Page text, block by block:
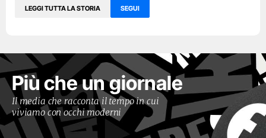
LEGGI TUTTA LA STORIA SEGUI
Più che un giornale
Il media che racconta il tempo in cui
viviamo con occhi moderni